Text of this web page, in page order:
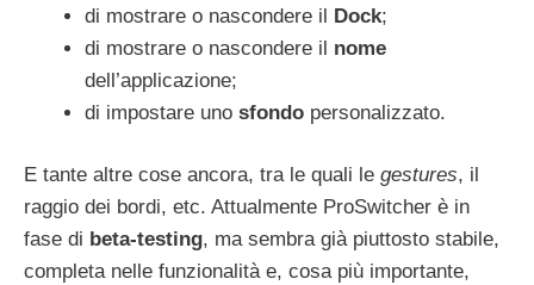
di mostrare o nascondere il Dock;
di mostrare o nascondere il nome
dell’applicazione;
di impostare uno sfondo personalizzato.
E tante altre cose ancora, tra le quali le gestures, il
raggio dei bordi, etc. Attualmente ProSwitcher è in
fase di beta-testing, ma sembra già piuttosto stabile,
completa nelle funzionalità e, cosa più importante,